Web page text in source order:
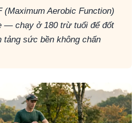
(Maximum Aerobic Function)
— chạy ở 180 trừ tuổi để đốt
tảng sức bền không chấn